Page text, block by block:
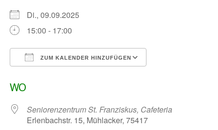
Di., 09.09.2025
15:00 - 17:00
ZUM KALENDER HINZUFÜGEN
WO
Seniorenzentrum St. Franziskus, Cafeteria
Erlenbachstr. 15, Mühlacker, 75417